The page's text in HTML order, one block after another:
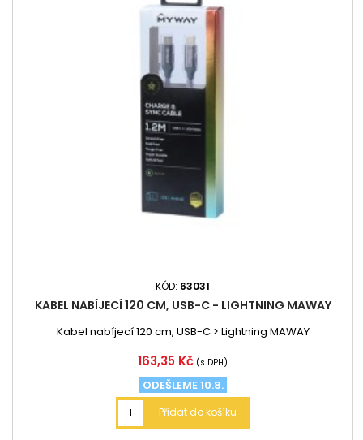
KÓD: 63031
KABEL NABÍJECÍ 120 CM, USB-C - LIGHTNING MAWAY
Kabel nabíjecí 120 cm, USB-C > Lightning MAWAY
Cena
163,35 Kč (s DPH)
ODEŠLEME 10.8.
Přidat do košíku